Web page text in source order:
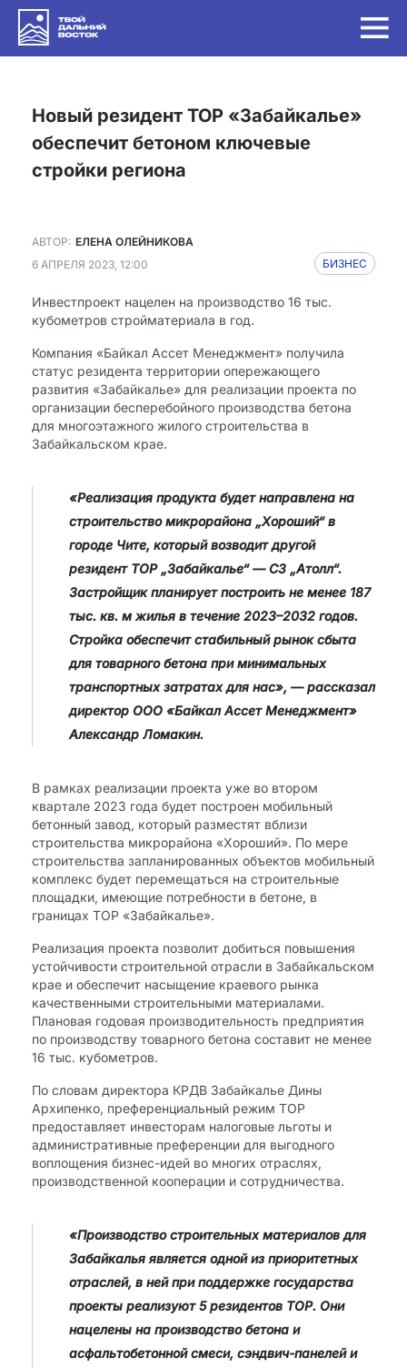
Новый резидент ТОР «Забайкалье»
обеспечит бетоном ключевые
стройки региона
АВТОР: ЕЛЕНА ОЛЕЙНИКОВА
6 АПРЕЛЯ 2023, 12:00
БИЗНЕС
Инвестпроект нацелен на производство 16 тыс.
кубометров стройматериала в год.
Компания «Байкал Ассет Менеджмент» получила
статус резидента территории опережающего
развития «Забайкалье» для реализации проекта по
организации бесперебойного производства бетона
для многоэтажного жилого строительства в
Забайкальском крае.
«Реализация продукта будет направлена на
строительство микрорайона „Хороший“ в
городе Чите, который возводит другой
резидент ТОР „Забайкалье“ — СЗ „Атолл“.
Застройщик планирует построить не менее 187
тыс. кв. м жилья в течение 2023–2032 годов.
Стройка обеспечит стабильный рынок сбыта
для товарного бетона при минимальных
транспортных затратах для нас», — рассказал
директор ООО «Байкал Ассет Менеджмент»
Александр Ломакин.
В рамках реализации проекта уже во втором
квартале 2023 года будет построен мобильный
бетонный завод, который разместят вблизи
строительства микрорайона «Хороший». По мере
строительства запланированных объектов мобильный
комплекс будет перемещаться на строительные
площадки, имеющие потребности в бетоне, в
границах ТОР «Забайкалье».
Реализация проекта позволит добиться повышения
устойчивости строительной отрасли в Забайкальском
крае и обеспечит насыщение краевого рынка
качественными строительными материалами.
Плановая годовая производительность предприятия
по производству товарного бетона составит не менее
16 тыс. кубометров.
По словам директора КРДВ Забайкалье Дины
Архипенко, преференциальный режим ТОР
предоставляет инвесторам налоговые льготы и
административные преференции для выгодного
воплощения бизнес-идей во многих отраслях,
производственной кооперации и сотрудничества.
«Производство строительных материалов для
Забайкалья является одной из приоритетных
отраслей, в ней при поддержке государства
проекты реализуют 5 резидентов ТОР. Они
нацелены на производство бетона и
асфальтобетонной смеси, сэндвич-панелей и